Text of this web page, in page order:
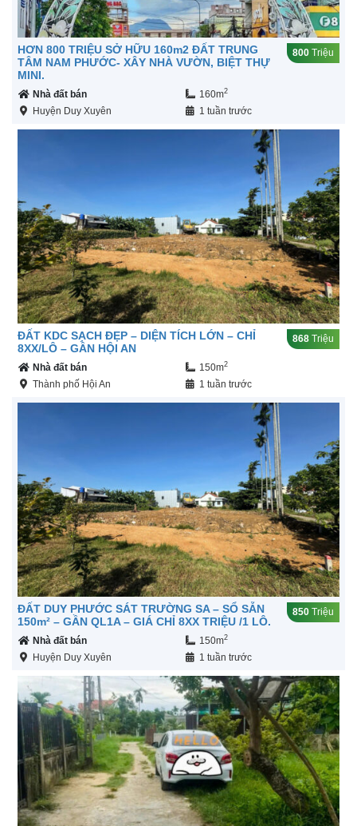
HƠN 800 TRIỆU SỞ HỮU 160m2 ĐẤT TRUNG
TÂM NAM PHƯỚC- XÂY NHÀ VƯỜN, BIỆT THỰ
MINI.
800 Triệu
Nhà đất bán 160m2
Huyện Duy Xuyên 1 tuần trước
ĐẤT KDC SẠCH ĐẸP – DIỆN TÍCH LỚN – CHỈ
8XX/LÔ – GẦN HỘI AN
868 Triệu
Nhà đất bán 150m2
Thành phố Hội An 1 tuần trước
ĐẤT DUY PHƯỚC SÁT TRƯỜNG SA – SỔ SẴN
150m² – GẦN QL1A – GIÁ CHỈ 8XX TRIỆU /1 LÔ.
850 Triệu
Nhà đất bán 150m2
Huyện Duy Xuyên 1 tuần trước